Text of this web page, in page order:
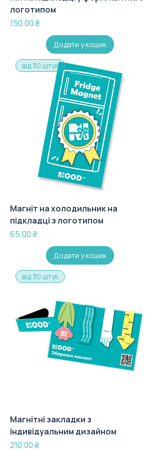
логотипом
Ціна
150,00 ₴
Додати у кошик
від 30 штук
Магніт на холодильник на
підкладці з логотипом
Ціна
65,00 ₴
Додати у кошик
від 30 штук
Магнітні закладки з
індивідуальним дизайном
Ціна
210,00 ₴